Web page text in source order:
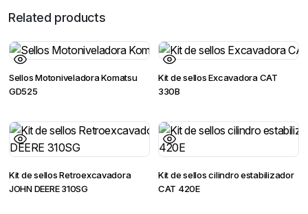
Related products
Sellos Motoniveladora Komatsu
GD525
Kit de sellos Excavadora CAT
330B
Kit de sellos Retroexcavadora
JOHN DEERE 310SG
Kit de sellos cilindro estabilizador
CAT 420E